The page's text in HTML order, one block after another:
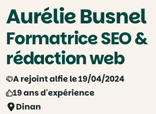
Aurélie Busnel
Formatrice SEO &
rédaction web
A rejoint alfie le 19/04/2024
19 ans d'expérience
Dinan